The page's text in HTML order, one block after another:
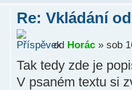
Re: Vkládání
od Horác» sob
Tak tedy zde je
V psaném textu si